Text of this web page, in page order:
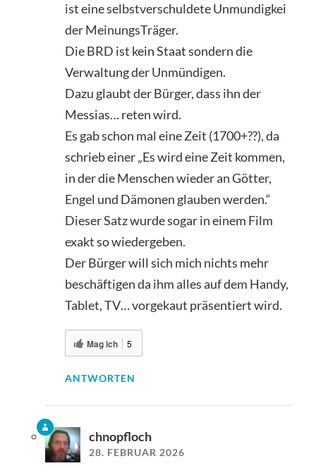
ist eine selbstverschuldete Unmundigkei
der MeinungsTräger.
Die BRD ist kein Staat sondern die
Verwaltung der Unmündigen.
Dazu glaubt der Bürger, dass ihn der
Messias… reten wird.
Es gab schon mal eine Zeit (1700+??), da
schrieb einer „Es wird eine Zeit kommen,
in der die Menschen wieder an Götter,
Engel und Dämonen glauben werden.“
Dieser Satz wurde sogar in einem Film
exakt so wiedergeben.
Der Bürger will sich mich nichts mehr
beschäftigen da ihm alles auf dem Handy,
Tablet, TV… vorgekaut präsentiert wird.
Mag ich 5
ANTWORTEN
chnopfloch
28. FEBRUAR 2026